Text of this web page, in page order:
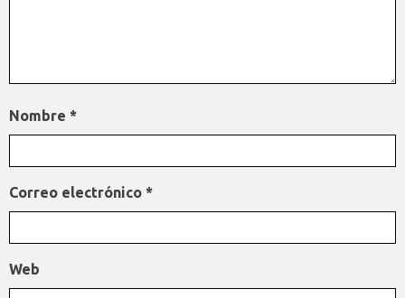
Nombre *
Correo electrónico *
Web